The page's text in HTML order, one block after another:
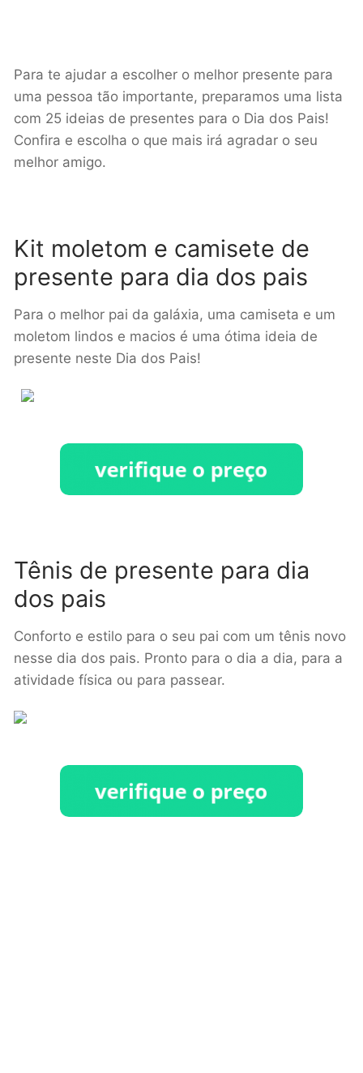
Para te ajudar a escolher o melhor presente para
uma pessoa tão importante, preparamos uma lista
com 25 ideias de presentes para o Dia dos Pais!
Confira e escolha o que mais irá agradar o seu
melhor amigo.
Kit moletom e camisete de
presente para dia dos pais
Para o melhor pai da galáxia, uma camiseta e um
moletom lindos e macios é uma ótima ideia de
presente neste Dia dos Pais!
Tênis de presente para dia
dos pais
Conforto e estilo para o seu pai com um tênis novo
nesse dia dos pais. Pronto para o dia a dia, para a
atividade física ou para passear.